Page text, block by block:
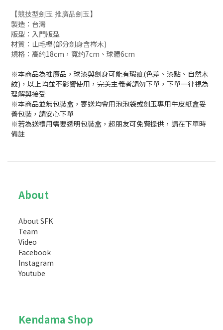
【競技型劍玉 推廣品劍玉】
製造：台灣
版型：入門版型
材質：山毛櫸(部分劍身含梣木)
規格：高约18cm，寬约7cm、球體6cm
※本商品為推廣品，球漆與劍身可能有瑕疵(色差、漆點、自然木
紋)，以上均並不影響使用，完美主義者請勿下單，下單一律視為
理解與接受
※本商品並無包裝盒，寄送均會用泡泡袋或劍玉專用牛皮紙盒妥
善包裝，請安心下單
※若為送禮用需要透明包裝盒，超朋友可免費提供，請在下單時
備註
About
About SFK
Team
Video
Facebook
Instagram
Youtube
Kendama Shop